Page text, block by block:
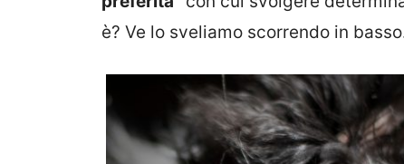
è? Ve lo sveliamo scorrendo in